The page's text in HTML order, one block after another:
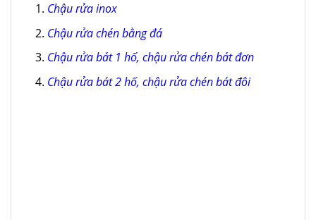
Chậu rửa inox
Chậu rửa chén bằng đá
Chậu rửa bát 1 hố, chậu rửa chén bát đơn
Chậu rửa bát 2 hố, chậu rửa chén bát đôi